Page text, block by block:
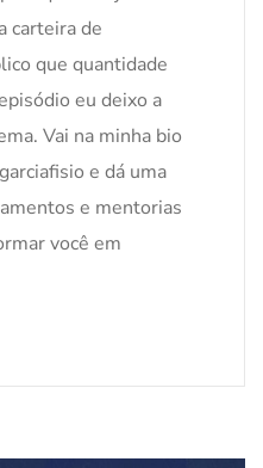
carteira de
que quantidade
eu deixo a
Vai na minha bio
e dá uma
e mentorias
você em